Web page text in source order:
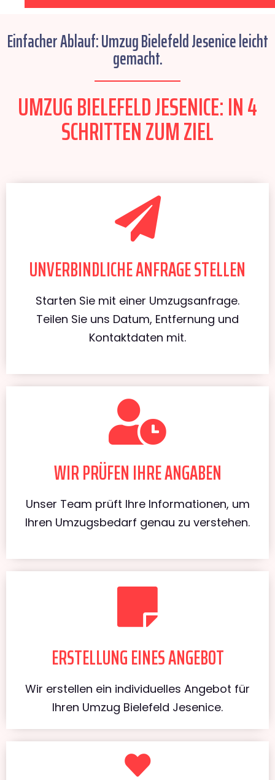
Einfacher Ablauf: Umzug Bielefeld Jesenice leicht
gemacht.
UMZUG BIELEFELD JESENICE: IN 4
SCHRITTEN ZUM ZIEL
UNVERBINDLICHE ANFRAGE STELLEN
Starten Sie mit einer Umzugsanfrage.
Teilen Sie uns Datum, Entfernung und
Kontaktdaten mit.
WIR PRÜFEN IHRE ANGABEN
Unser Team prüft Ihre Informationen, um
Ihren Umzugsbedarf genau zu verstehen.
ERSTELLUNG EINES ANGEBOT
Wir erstellen ein individuelles Angebot für
Ihren Umzug Bielefeld Jesenice.